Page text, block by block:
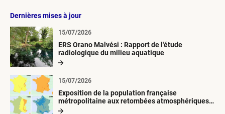
Dernières mises à jour
ERS Orano Malvési : Rapport de l'étude
radiologique du milieu aquatique
15/07/2026
Exposition de la population française
métropolitaine aux retombées atmosphériques
radioactives depuis 1945
15/07/2026